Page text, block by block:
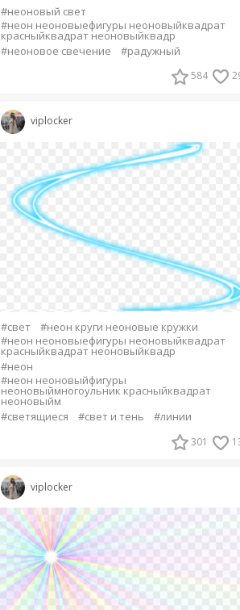
#неоновый свет
#неон неоновыефигуры неоновыйквадрат
красныйквадрат неоновыйквадр
#неоновое свечение
#радужный
584
viplocker
#свет
#неон круги неоновые кружки
#неон неоновыефигуры неоновыйквадрат
красныйквадрат неоновыйквадр
#неон
#неон неоновыйфигуры
неоновыймногоульник красныйквадрат
неоновыйм
#светящиеся
#свет и тень #линии
301
viplocker